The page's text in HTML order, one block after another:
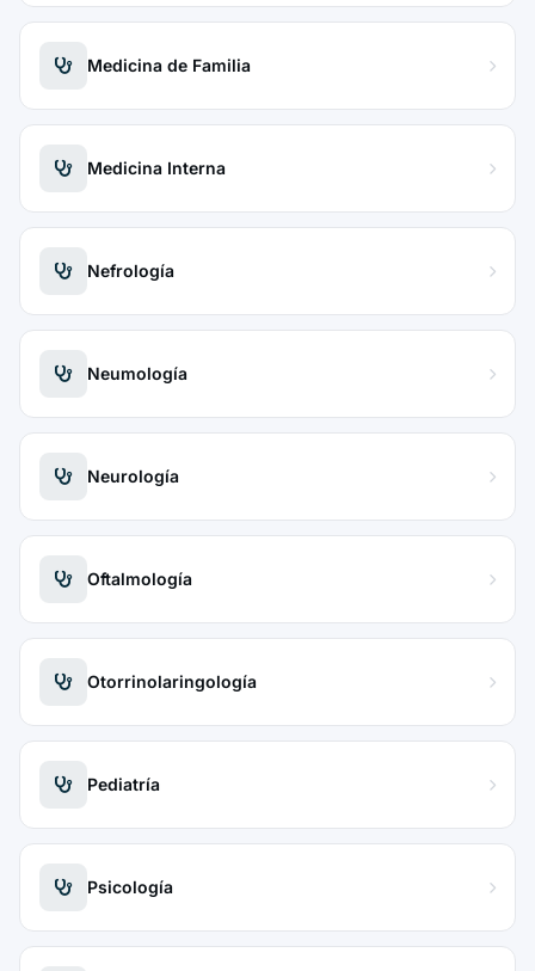
Medicina de Familia
Medicina Interna
Nefrología
Neumología
Neurología
Oftalmología
Otorrinolaringología
Pediatría
Psicología